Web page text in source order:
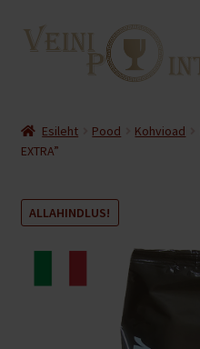
Liigu
navigeerimisele
Liigu
sisu
Minu konto
Ostukorv
Esileht Pood Kohvioad
EXTRA”
ALLAHINDLUS!